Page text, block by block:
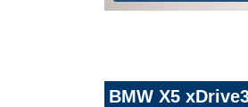
BMW X5